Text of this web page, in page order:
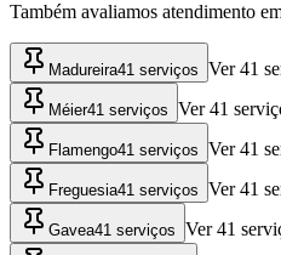
Também avaliamos atendimento
Madureira41 serviços Ver 41
Méier41 serviços Ver 41
Flamengo41 serviços Ver 41
Freguesia41 serviços Ver 41
Gavea41 serviços Ver 41